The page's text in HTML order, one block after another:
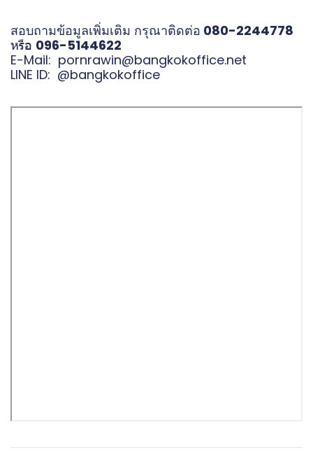
สอบถามข้อมูลเพิ่มเติม กรุณาติดต่อ 080-2244778
หรือ 096-5144622
E-Mail: pornrawin@bangkokoffice.net
LINE ID: @bangkokoffice